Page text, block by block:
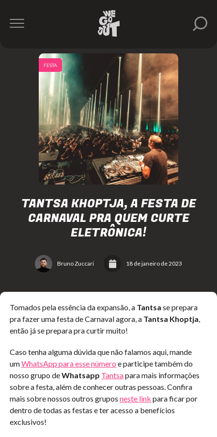
TANTSA KHOPTJA, A FESTA DE
CARNAVAL PRA QUEM CURTE
ELETRÔNICA!
Bruno Zuccari 18 de janeiro de 2023
FESTA
Tomados pela essência da expansão, a Tantsa se prepara
pra fazer uma festa de Carnaval agora, a Tantsa Khoptja,
então já se prepara pra curtir muito!
Caso tenha alguma dúvida que não falamos aqui, mande
umWhatsApp para esse número e participe também do
nosso grupo deWhatsapp Tantsapara mais informações
sobre a festa, além de conhecer outras pessoas. Confira
mais sobre nossos outros grupos neste link para ficar por
dentro de todas as festas e ter acesso a benefícios
exclusivos!